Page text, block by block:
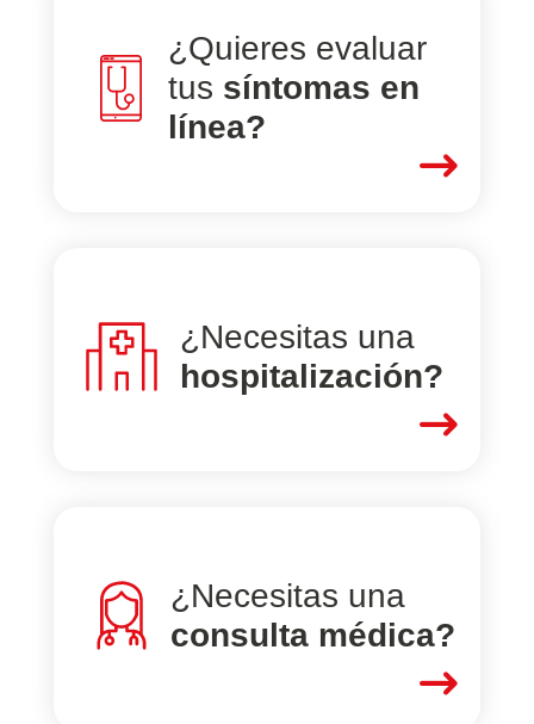
¿Quieres evaluar
tus síntomas en
línea?
$
¿Necesitas una
hospitalización?
$
¿Necesitas una
consulta médica?
$